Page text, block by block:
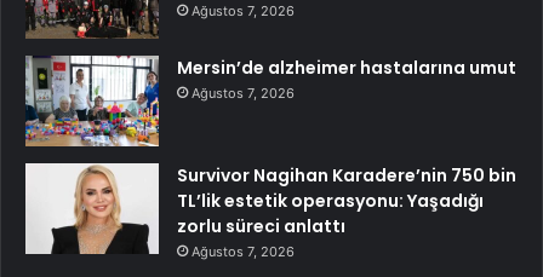
Ağustos 7, 2026
Mersin’de alzheimer hastalarına umut
Ağustos 7, 2026
Survivor Nagihan Karadere’nin 750 bin
TL’lik estetik operasyonu: Yaşadığı
zorlu süreci anlattı
Ağustos 7, 2026